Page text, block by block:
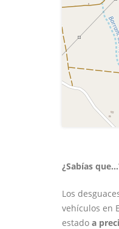
¿Sabías
Los
vehículos en
estado a